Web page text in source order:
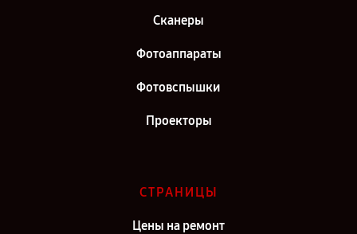
Сканеры
Фотоаппараты
Фотовспышки
Проекторы
СТРАНИЦЫ
Цены на ремонт